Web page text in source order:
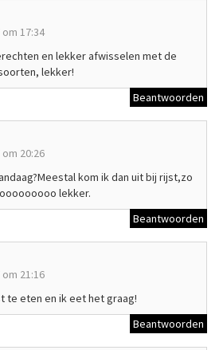
17:34
en lekker afwisselen met de
lekker!
Beantwoorden
20:26
kom ik dan uit bij rijst,zo
lekker.
Beantwoorden
21:16
te eten en ik eet het graag!
Beantwoorden